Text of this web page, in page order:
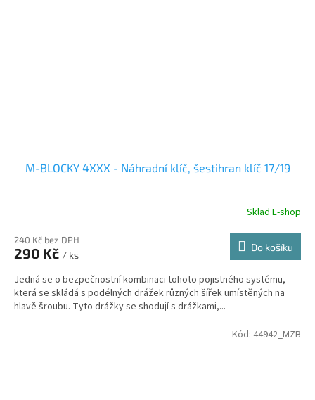
M-BLOCKY 4XXX - Náhradní klíč, šestihran klíč 17/19
Sklad E-shop
240 Kč bez DPH
290 Kč / ks
Do košíku
Jedná se o bezpečnostní kombinaci tohoto pojistného systému,
která se skládá s podélných drážek různých šířek umístěných na
hlavě šroubu. Tyto drážky se shodují s drážkami,...
Kód: 44942_MZB